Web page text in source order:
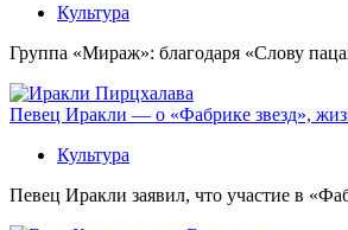
Культура
Группа «Мираж»: благодаря «Слову
Певец Иракли — о «Фабрике звезд»,
Культура
Певец Иракли заявил, что участие в